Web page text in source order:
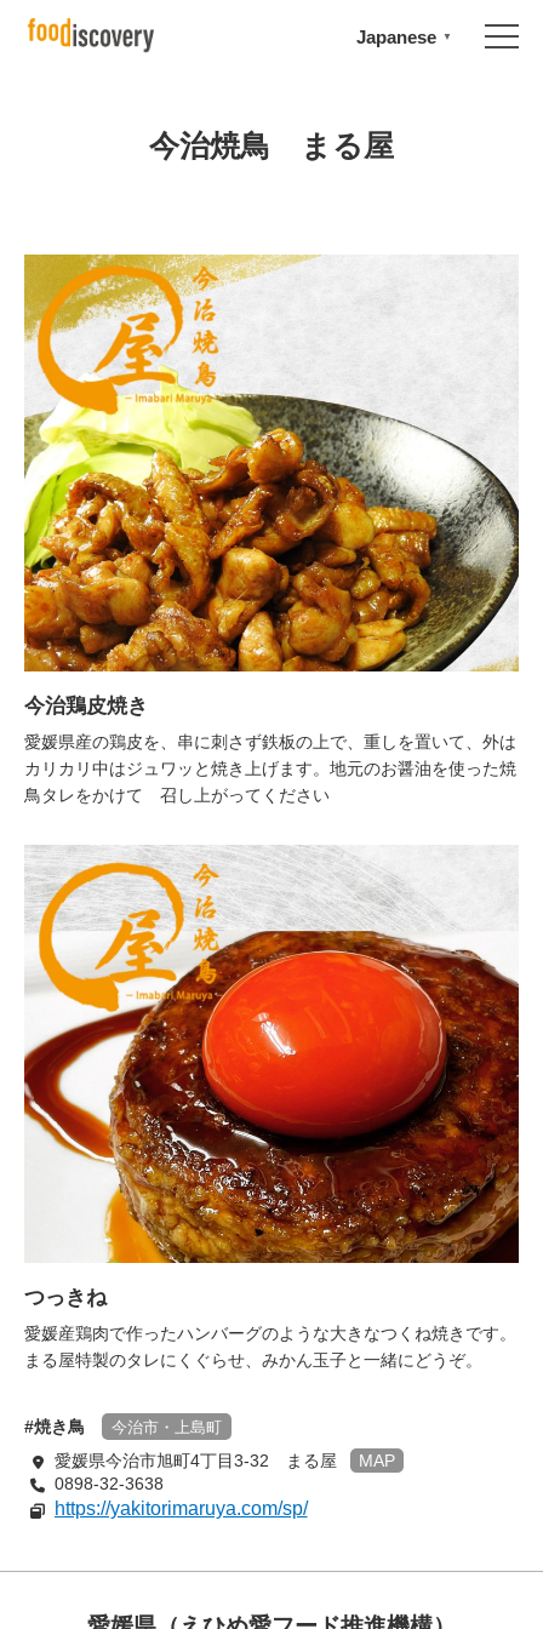
今治焼鳥 まる屋
今治鶏皮焼き
愛媛県産の鶏皮を、串に刺さず鉄板の上で、重しを置いて、外は
カリカリ中はジュワッと焼き上げます。地元のお醤油を使った焼
鳥タレをかけて 召し上がってください
つっきね
愛媛産鶏肉で作ったハンバーグのような大きなつくね焼きです。
まる屋特製のタレにくぐらせ、みかん玉子と一緒にどうぞ。
焼き鳥 今治市・上島町
愛媛県今治市旭町4丁目3-32 まる屋
MAP
0898-32-3638
https://yakitorimaruya.com/sp/
Japanese ▼